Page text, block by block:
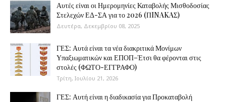
Αυτές είναι οι Ημερομηνίες Καταβολής Μισθοδοσίας
Στελεχών ΕΔ-ΣΑ για το 2026 (ΠINAKAΣ)
Δευτέρα, Δεκεμβρίου 08, 2025
ΓΕΣ: Αυτά είναι τα νέα διακριτικά Μονίμων
Υπαξιωματικών και ΕΠΟΠ–Έτσι θα φέρονται στις
στολές (ΦΩΤΟ-ΕΓΓΡΑΦΟ)
Τρίτη, Ιουλίου 21, 2026
ΓΕΣ: Αυτή είναι η διαδικασία για Προκαταβολή